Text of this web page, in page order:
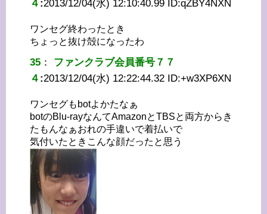
４ :2013/12/04(水) 12:10:40.99 ID:qZBY4NXN
ワンセグ終わったとき
ちょっと抜け殻になったわ
35 ： ファンクラブ会員番号７７
４ :2013/12/04(水) 12:22:44.32 ID:+w3XP6XN
ワンセグもbotよかたなぁ
botのBlu-rayなんてAmazonとTBSと両方からき
たもんなぁおれの手違いで着払いで
気付いたときこんな顔だったと思う